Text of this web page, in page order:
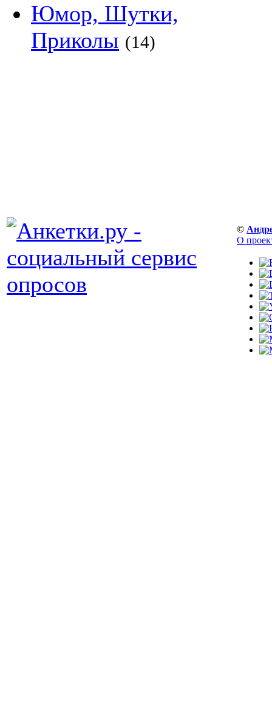
Юмор, Шутки,
Приколы (14)
©
О